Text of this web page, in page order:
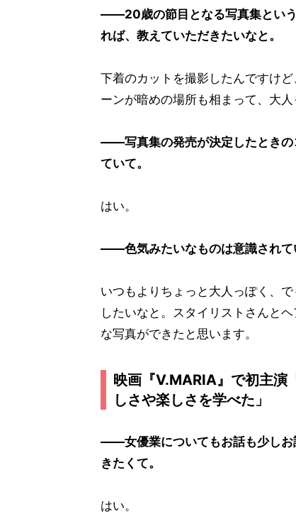
――20歳の節目となる写真集という
れば、教えていただきたいなと。
下着のカットを撮影したんですけ
ーンが暗めの場所も相まって、大
――写真集の発売が決定したときの
ていて。
はい。
――色気みたいなものは意識されて
いつもよりちょっと大人っぽく、
したいなと。スタイリストさんと
な写真ができたと思います。
映画『V.MARIA』で初主演
しさや楽しさを学べた」
――女優業についてもお話も少しお
きたくて。
はい。